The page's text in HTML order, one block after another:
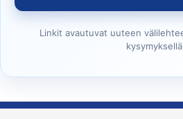
Linkit avautuvat uuteen